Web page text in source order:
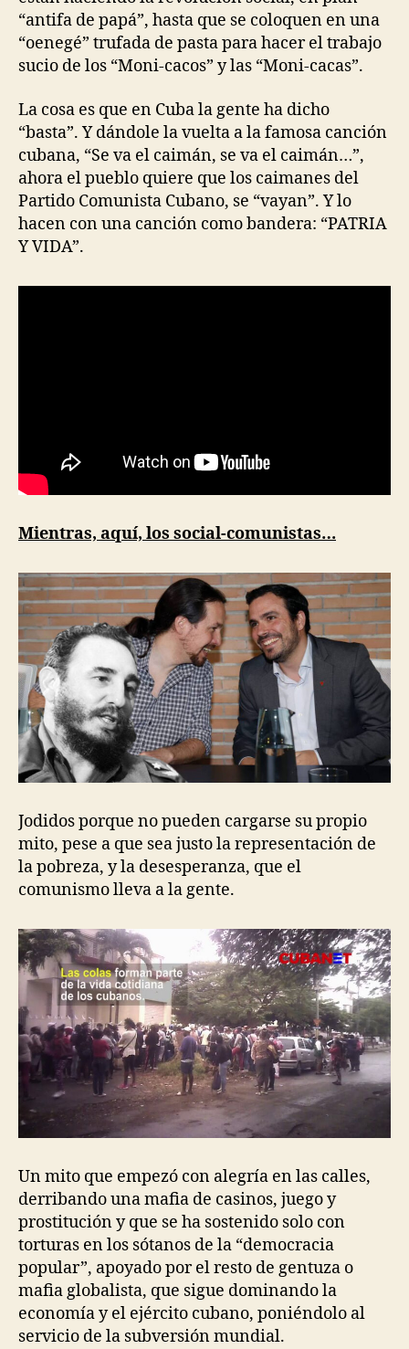
“antifa de papá”, hasta que se coloquen en una
“oenegé” trufada de pasta para hacer el trabajo
sucio de los “Moni-cacos” y las “Moni-cacas”.
La cosa es que en Cuba la gente ha dicho
“basta”. Y dándole la vuelta a la famosa canción
cubana, “Se va el caimán, se va el caimán…”,
ahora el pueblo quiere que los caimanes del
Partido Comunista Cubano, se “vayan”. Y lo
hacen con una canción como bandera: “PATRIA
Y VIDA”.
Mientras, aquí, los social-comunistas…
Jodidos porque no pueden cargarse su propio
mito, pese a que sea justo la representación de
la pobreza, y la desesperanza, que el
comunismo lleva a la gente.
Un mito que empezó con alegría en las calles,
derribando una mafia de casinos, juego y
prostitución y que se ha sostenido solo con
torturas en los sótanos de la “democracia
popular”, apoyado por el resto de gentuza o
mafia globalista, que sigue dominando la
economía y el ejército cubano, poniéndolo al
servicio de la subversión mundial.